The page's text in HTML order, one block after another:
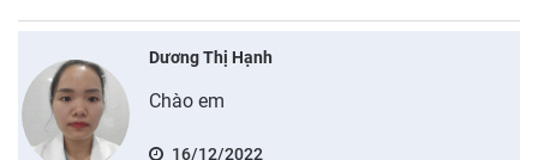
Dương Thị Hạnh
Chào em
16/12/2022